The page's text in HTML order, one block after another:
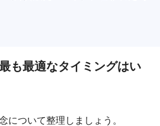
も最適なタイミングはい
について整理しましょう。